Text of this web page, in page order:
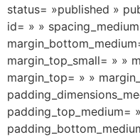
status= »published »
id= » »
margin_top_small= » »
margin_top= » »
padding_top_medium=